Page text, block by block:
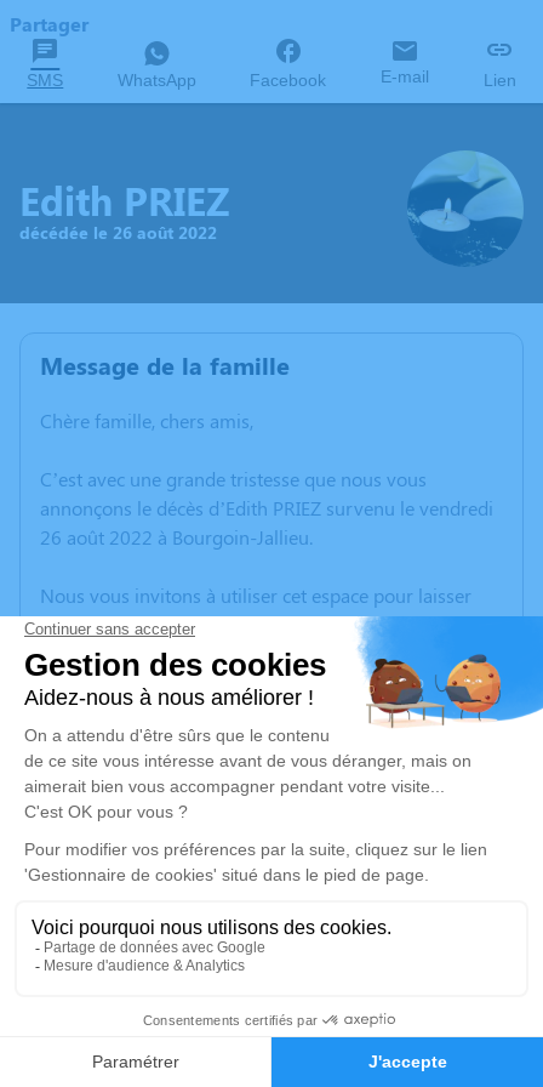
Faire-part Hommages
Partager
SMS WhatsApp Facebook E-mail Lien
Edith PRIEZ
décédée le 26 août 2022
Message de la famille
Chère famille, chers amis,
C’est avec une grande tristesse que nous vous
annonçons le décès d’Edith PRIEZ survenu le vendredi
26 août 2022 à Bourgoin-Jallieu.
Nous vous invitons à utiliser cet espace pour laisser
vos condoléances, partager des photos souvenirs, une
anecdote ou exprimer vos pensées à travers des
poèmes ou des textes. Cet endroit est un lieu
d'expression dédié à honorer la mémoire d’Edith
PRIEZ.
Un service de plantation d’arbre hommage est
disponible ici.
Je rends hommage
Cérémonie
EGLISE DE VEZERONCE EGLISE DE VEZERONCE
38510 Vezeronce Curtin